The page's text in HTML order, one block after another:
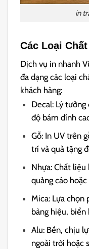
in
Các Loại
Dịch vụ in nhanh
đa dạng các loại
khách hàng:
Decal: Lý
độ bám dính
Gỗ: In UV trên
trí và quà tặng
Nhựa: Chất liệu
quảng cáo
Mica: Lựa chọn
bảng hiệu, biển
Alu: Bền, chịu
ngoài trời hoặc